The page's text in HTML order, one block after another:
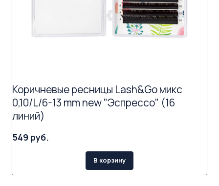
Коричневые ресницы Lash&Go микс
0,10/L/6-13 mm new "Эспрессо" (16
линий)
549 руб.
В корзину